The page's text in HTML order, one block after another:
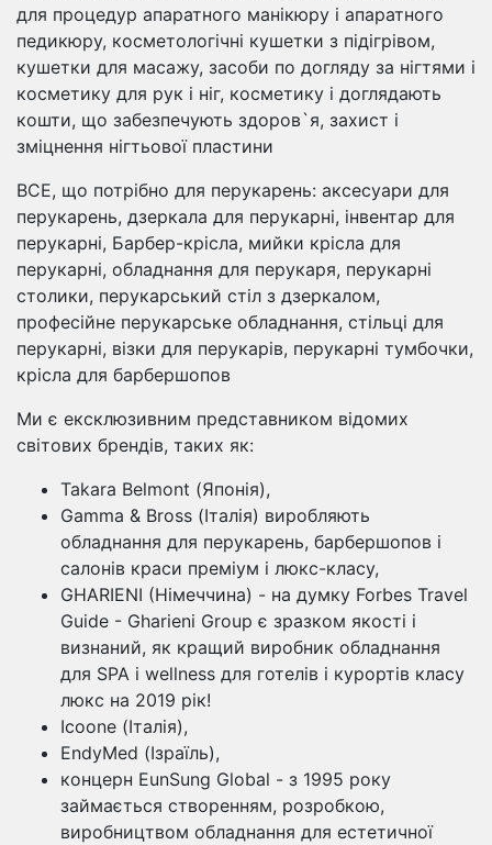
для процедур апаратного манікюру і апаратного
педикюру, косметологічні кушетки з підігрівом,
кушетки для масажу, засоби по догляду за нігтями і
косметику для рук і ніг, косметику і доглядають
кошти, що забезпечують здоров`я, захист і
зміцнення нігтьової пластини
ВСЕ, що потрібно для перукарень: аксесуари для
перукарень, дзеркала для перукарні, інвентар для
перукарні, Барбер-крісла, мийки крісла для
перукарні, обладнання для перукаря, перукарні
столики, перукарський стіл з дзеркалом,
професійне перукарське обладнання, стільці для
перукарні, візки для перукарів, перукарні тумбочки,
крісла для барбершопов
Ми є ексклюзивним представником відомих
світових брендів, таких як:
Takara Belmont (Японія),
Gamma & Bross (Італія) виробляють
обладнання для перукарень, барбершопов і
салонів краси преміум і люкс-класу,
GHARIENI (Німеччина) - на думку Forbes Travel
Guide - Gharieni Group є зразком якості і
визнаний, як кращий виробник обладнання
для SPA і wellness для готелів і курортів класу
люкс на 2019 рік!
Icoone (Італія),
EndyMed (Ізраїль),
концерн EunSung Global - з 1995 року
займається створенням, розробкою,
виробництвом обладнання для естетичної